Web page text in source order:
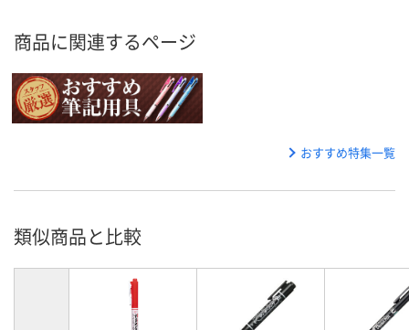
商品に関連するページ
おすすめ特集一覧
類似商品と比較